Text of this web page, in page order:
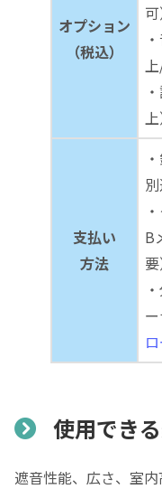
オプション
（税込）
支払い
方法
B
要
使用でき
遮音性能、広さ、室